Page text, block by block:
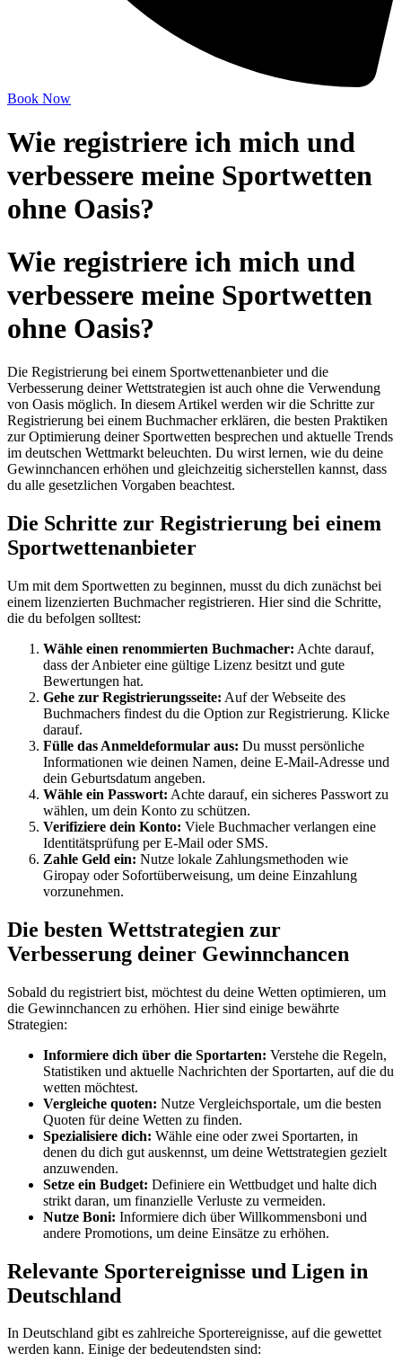
Book Now
Wie registriere ich mich und
verbessere meine Sportwetten
ohne Oasis?
Wie registriere ich mich und
verbessere meine Sportwetten
ohne Oasis?
Die Registrierung bei einem Sportwettenanbieter und die
Verbesserung deiner Wettstrategien ist auch ohne die Verwendung
von Oasis möglich. In diesem Artikel werden wir die Schritte zur
Registrierung bei einem Buchmacher erklären, die besten Praktiken
zur Optimierung deiner Sportwetten besprechen und aktuelle Trends
im deutschen Wettmarkt beleuchten. Du wirst lernen, wie du deine
Gewinnchancen erhöhen und gleichzeitig sicherstellen kannst, dass
du alle gesetzlichen Vorgaben beachtest.
Die Schritte zur Registrierung bei einem
Sportwettenanbieter
Um mit dem Sportwetten zu beginnen, musst du dich zunächst bei
einem lizenzierten Buchmacher registrieren. Hier sind die Schritte,
die du befolgen solltest:
Wähle einen renommierten Buchmacher: Achte darauf,
dass der Anbieter eine gültige Lizenz besitzt und gute
Bewertungen hat.
Gehe zur Registrierungsseite: Auf der Webseite des
Buchmachers findest du die Option zur Registrierung. Klicke
darauf.
Fülle das Anmeldeformular aus: Du musst persönliche
Informationen wie deinen Namen, deine E-Mail-Adresse und
dein Geburtsdatum angeben.
Wähle ein Passwort: Achte darauf, ein sicheres Passwort zu
wählen, um dein Konto zu schützen.
Verifiziere dein Konto: Viele Buchmacher verlangen eine
Identitätsprüfung per E-Mail oder SMS.
Zahle Geld ein: Nutze lokale Zahlungsmethoden wie
Giropay oder Sofortüberweisung, um deine Einzahlung
vorzunehmen.
Die besten Wettstrategien zur
Verbesserung deiner Gewinnchancen
Sobald du registriert bist, möchtest du deine Wetten optimieren, um
die Gewinnchancen zu erhöhen. Hier sind einige bewährte
Strategien:
Informiere dich über die Sportarten: Verstehe die Regeln,
Statistiken und aktuelle Nachrichten der Sportarten, auf die du
wetten möchtest.
Vergleiche quoten: Nutze Vergleichsportale, um die besten
Quoten für deine Wetten zu finden.
Spezialisiere dich: Wähle eine oder zwei Sportarten, in
denen du dich gut auskennst, um deine Wettstrategien gezielt
anzuwenden.
Setze ein Budget: Definiere ein Wettbudget und halte dich
strikt daran, um finanzielle Verluste zu vermeiden.
Nutze Boni: Informiere dich über Willkommensboni und
andere Promotions, um deine Einsätze zu erhöhen.
Relevante Sportereignisse und Ligen in
Deutschland
In Deutschland gibt es zahlreiche Sportereignisse, auf die gewettet
werden kann. Einige der bedeutendsten sind: